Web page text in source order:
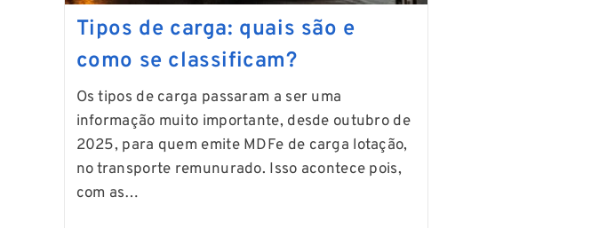
Tipos de carga: quais são e
como se classificam?
Os tipos de carga passaram a ser uma
informação muito importante, desde outubro de
2025, para quem emite MDFe de carga lotação,
no transporte remunurado. Isso acontece pois,
com as…